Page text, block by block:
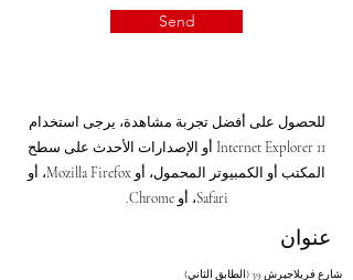
Send
للحصول على أفضل تجربة مشاهدة، يرجى استخدام
Internet Explorer 11 أو الإصدارات الأحدث على سطح
المكتب أو الكمبيوتر المحمول، أو Mozilla Firefox، أو
Safari، أو Chrome.
عنوان
شارع فريلاجيرش 39 (الطابق الثاني)